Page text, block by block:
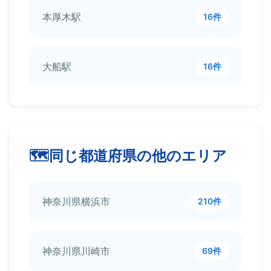
本厚木駅 16件
大船駅 16件
同じ都道府県の他のエリア
神奈川県横浜市 210件
神奈川県川崎市 69件